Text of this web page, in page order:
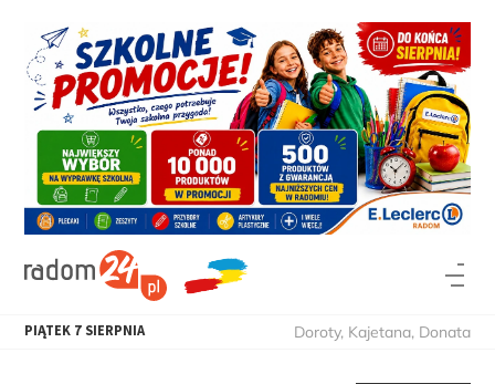
PIĄTEK 7 SIERPNIA Doroty, Kajetana, Donata